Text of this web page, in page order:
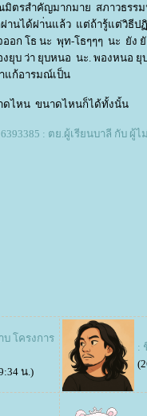
มิตรสำคัญมากมาย สภาวธรร
นได้ผ่า่นแล้ว แต่ถ้ารู้แต่วิธีป
อก โธ นะ พุท-โธๆๆๆ นะ ยัง
ยุบ ว่า ยุบหนอ นะ. พองหนอ
แก้อารมณ์เป็น
ดไหน ขนาดไหนก็ได้ทั้งนั้น
: ตย.ผู้เรียนบาลี กับ ผู้
โครงการ
น.)
: